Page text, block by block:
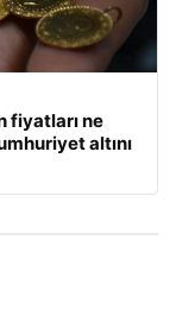
fiyatları ne
altını